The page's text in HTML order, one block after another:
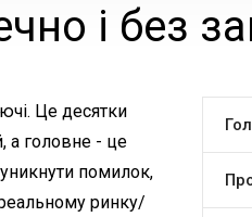
і без
Це десятки
а головне - це
помилок,
ринку/